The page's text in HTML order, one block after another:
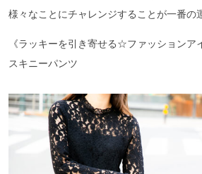
様々なことにチャレンジすることが一番の
《ラッキーを引き寄せる☆ファッションア
スキニーパンツ